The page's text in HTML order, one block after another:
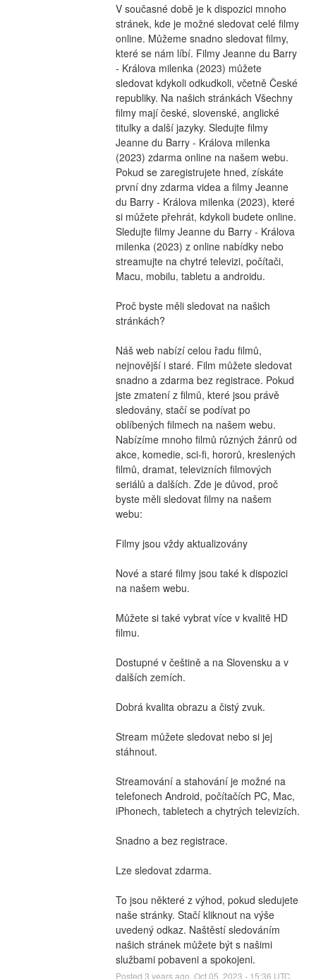
V současné době je k dispozici mnoho
stránek, kde je možné sledovat celé filmy
online. Můžeme snadno sledovat filmy,
které se nám líbí. Filmy Jeanne du Barry
- Králova milenka (2023) můžete
sledovat kdykoli odkudkoli, včetně České
republiky. Na našich stránkách Všechny
filmy mají české, slovenské, anglické
titulky a další jazyky. Sledujte filmy
Jeanne du Barry - Králova milenka
(2023) zdarma online na našem webu.
Pokud se zaregistrujete hned, získáte
první dny zdarma videa a filmy Jeanne
du Barry - Králova milenka (2023), které
si můžete přehrát, kdykoli budete online.
Sledujte filmy Jeanne du Barry - Králova
milenka (2023) z online nabídky nebo
streamujte na chytré televizi, počítači,
Macu, mobilu, tabletu a androidu.
Proč byste měli sledovat na našich
stránkách?
Náš web nabízí celou řadu filmů,
nejnovější i staré. Film můžete sledovat
snadno a zdarma bez registrace. Pokud
jste zmatení z filmů, které jsou právě
sledovány, stačí se podívat po
oblíbených filmech na našem webu.
Nabízíme mnoho filmů různých žánrů od
akce, komedie, sci-fi, hororů, kreslených
filmů, dramat, televizních filmových
seriálů a dalších. Zde je důvod, proč
byste měli sledovat filmy na našem
webu:
Filmy jsou vždy aktualizovány
Nové a staré filmy jsou také k dispozici
na našem webu.
Můžete si také vybrat více v kvalitě HD
filmu.
Dostupné v češtině a na Slovensku a v
dalších zemích.
Dobrá kvalita obrazu a čistý zvuk.
Stream můžete sledovat nebo si jej
stáhnout.
Streamování a stahování je možné na
telefonech Android, počítačích PC, Mac,
iPhonech, tabletech a chytrých televizích.
Snadno a bez registrace.
Lze sledovat zdarma.
To jsou některé z výhod, pokud sledujete
naše stránky. Stačí kliknout na výše
uvedený odkaz. Naštěstí sledováním
našich stránek můžete být s našimi
službami pobaveni a spokojeni.
Posted 3 years ago. Oct05 2023 - 15:36 UTC